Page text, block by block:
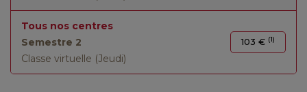
Tous nos centres
Semestre 2
Classe virtuelle (Jeudi)
103 € (1)